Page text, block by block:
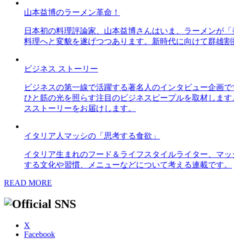
山本益博のラーメン革命！
日本初の料理評論家、山本益博さんはいま、ラーメンが
料理へと変貌を遂げつつあります。新時代に向けて群雄
ビジネス ストーリー
ビジネスの第一線で活躍する著名人のインタビュー企画
ひと筋の光を照らす注目のビジネスピープルを取材しま
スストーリーをお届けします。
イタリア人マッシの「思考する食欲」
イタリア生まれのフード＆ライフスタイルライター、マ
する文化や習慣、メニューなどについて考える連載です。
READ MORE
X
Facebook